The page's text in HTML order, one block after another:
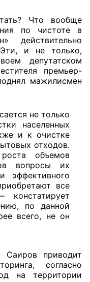
Что вообще
по чистоте в
действительно
и не только,
депутатском
премьер-
мажилисмен
не только
населенных
и к очистке
отходов.
объемов
вопросы их
эффективного
все
констатирует
по данной
всего, не он
Саиров приводит
согласно
на территории